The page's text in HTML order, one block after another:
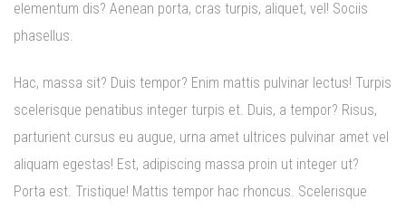
elementum dis? Aenean porta, cras turpis, aliquet, vel! Sociis
phasellus.
Hac, massa sit? Duis tempor? Enim mattis pulvinar lectus! Turpis
scelerisque penatibus integer turpis et. Duis, a tempor? Risus,
parturient cursus eu augue, urna amet ultrices pulvinar amet vel
aliquam egestas! Est, adipiscing massa proin ut integer ut?
Porta est. Tristique! Mattis tempor hac rhoncus. Scelerisque